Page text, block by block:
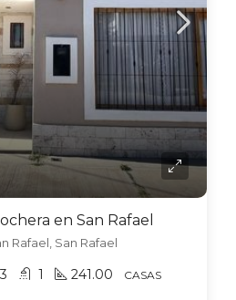
en San Rafael
Rafael, San Rafael
3 1 241.00 CASAS